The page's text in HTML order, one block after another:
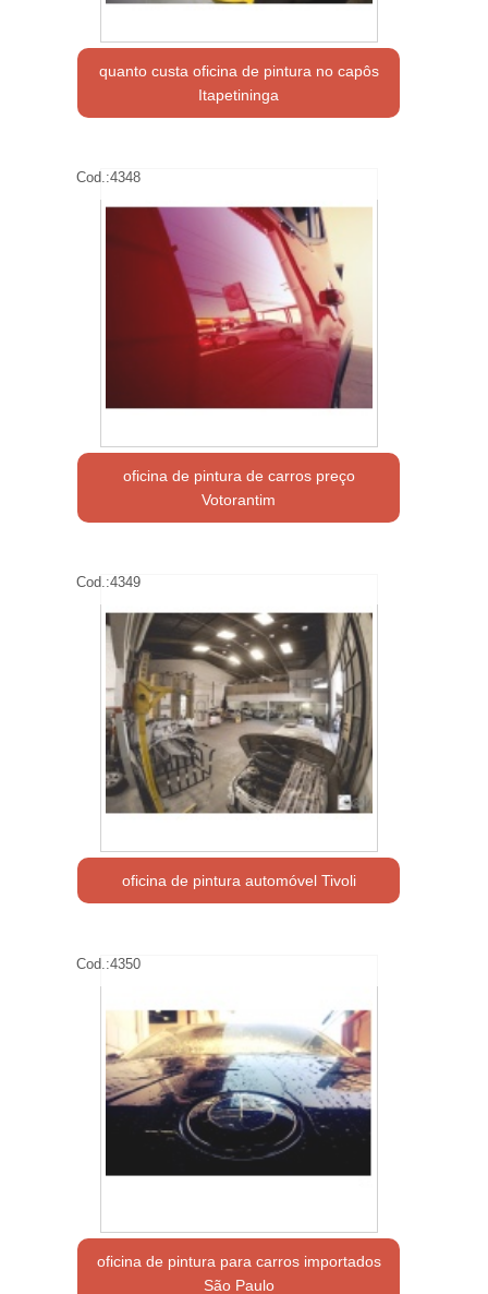
quanto custa oficina de pintura no capôs
Itapetininga
Cod.:4348
oficina de pintura de carros preço
Votorantim
Cod.:4349
oficina de pintura automóvel Tivoli
Cod.:4350
oficina de pintura para carros importados
São Paulo